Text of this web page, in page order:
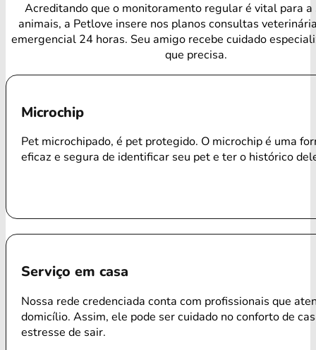
Acreditando que o monitoramento regular é vital para a
animais, a Petlove insere nos planos consultas
emergencial 24 horas. Seu amigo recebe cuidado
que precisa.
Microchip
Pet microchipado, é pet protegido. O microchip é uma
eficaz e segura de identificar seu pet e ter o histórico
Serviço em casa
Nossa rede credenciada conta com profissionais que
domicílio. Assim, ele pode ser cuidado no conforto de
estresse de sair.